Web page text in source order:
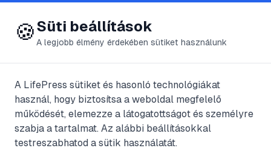
😍 LifePress
🏷️#duzzanat
6cikk található ezzel a címkével
🍪Süti beállítások
A legjobb élmény érdekében sütiket használunk
A LifePress sütiket és hasonló technológiákat
használ, hogy biztosítsa a weboldal megfelelő
működését, elemezze a látogatottságot és személyre
szabja a tartalmat. Az alábbi beállításokkal
testreszabhatod a sütik használatát.